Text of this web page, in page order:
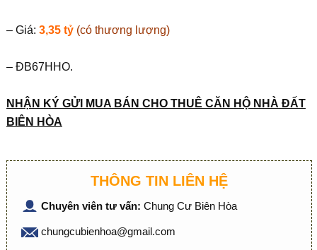
– Giá: 3,35 tỷ (có thương lượng)
– ĐB67HHO.
NHẬN KÝ GỬI MUA BÁN CHO THUÊ CĂN HỘ NHÀ ĐẤT
BIÊN HÒA
THÔNG TIN LIÊN HỆ
Chuyên viên tư vấn: Chung Cư Biên Hòa
chungcubienhoa@gmail.com